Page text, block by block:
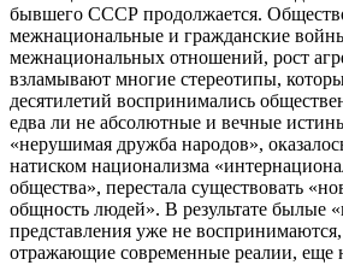
бывшего СССР продолжается. Общество
межнациональные и гражданские
межнациональных отношений, рост
взламывают многие стереотипы,
десятилетий воспринимались
едва ли не абсолютные и вечные
«нерушимая дружба народов»,
натиском национализма
общества», перестала существовать
общность людей». В результате былые
представления уже не
отражающие современные реалии, еще